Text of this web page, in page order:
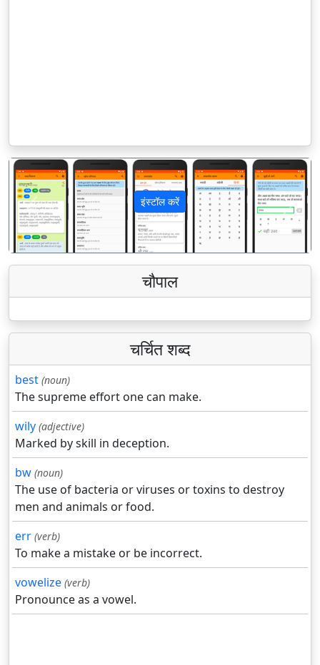
इंस्टॉल करें
पिछला अगला
चौपाल
चर्चित शब्द
best (noun)
The supreme effort one can make.
wily (adjective)
Marked by skill in deception.
bw (noun)
The use of bacteria or viruses or toxins to destroy
men and animals or food.
err (verb)
To make a mistake or be incorrect.
vowelize (verb)
Pronounce as a vowel.